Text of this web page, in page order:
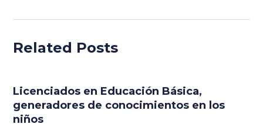
Related Posts
Licenciados en Educación Básica,
generadores de conocimientos en los
niños